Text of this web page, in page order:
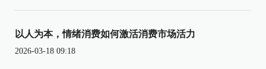
以人为本，情绪消费如何激活消费市场活力
2026-03-18 09:18